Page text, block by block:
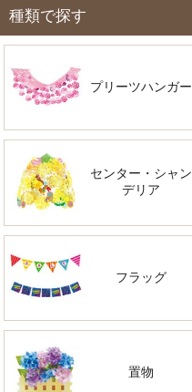
種類で探す
プリーツハンガー
センター・シャン
デリア
フラッグ
置物